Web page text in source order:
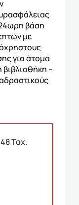
βάση
με
για άτομα
βιβλιοθήκη –
Ταχ.